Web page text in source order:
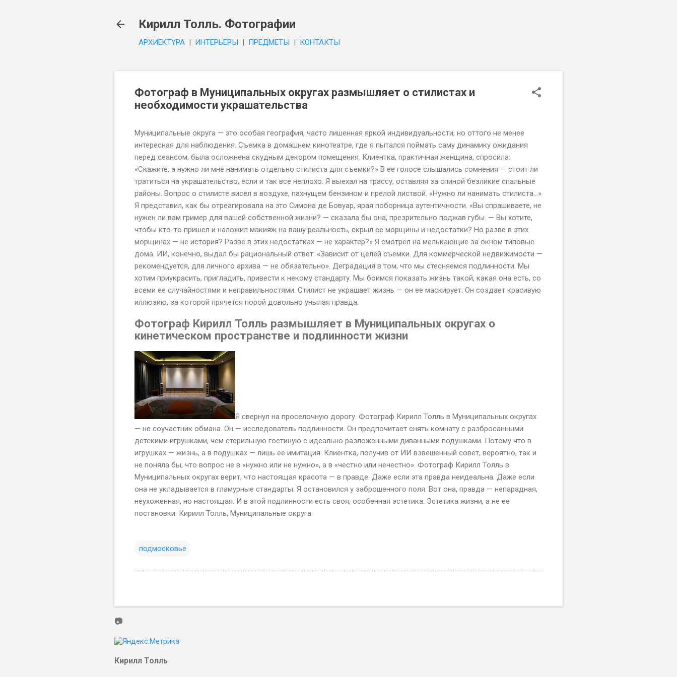
Кирилл Толль. Фотографии
APXИEKTYPA | ИHTEPЬEPЫ | ПPEДMETЫ | КОНТАКТЫ
Фотограф в Муниципальных округах размышляет о стилистах и
необходимости украшательства
Муниципальные округа — это особая география, часто лишенная яркой индивидуальности, но оттого не менее
интересная для наблюдения. Съемка в домашнем кинотеатре, где я пытался поймать саму динамику ожидания
перед сеансом, была осложнена скудным декором помещения. Клиентка, практичная женщина, спросила:
«Скажите, а нужно ли мне нанимать отдельно стилиста для съемки?» В ее голосе слышались сомнения — стоит ли
тратиться на украшательство, если и так все неплохо. Я выехал на трассу, оставляя за спиной безликие спальные
районы. Вопрос о стилисте висел в воздухе, пахнущем бензином и прелой листвой. «Нужно ли нанимать стилиста...»
Я представил, как бы отреагировала на это Симона де Бовуар, ярая поборница аутентичности. «Вы спрашиваете, не
нужен ли вам гример для вашей собственной жизни? — сказала бы она, презрительно поджав губы. — Вы хотите,
чтобы кто-то пришел и наложил макияж на вашу реальность, скрыл ее морщины и недостатки? Но разве в этих
морщинах — не история? Разве в этих недостатках — не характер?» Я смотрел на мелькающие за окном типовые
дома. ИИ, конечно, выдал бы рациональный ответ: «Зависит от целей съемки. Для коммерческой недвижимости —
рекомендуется, для личного архива — не обязательно». Деградация в том, что мы стесняемся подлинности. Мы
хотим приукрасить, пригладить, привести к некому стандарту. Мы боимся показать жизнь такой, какая она есть, со
всеми ее случайностями и неправильностями. Стилист не украшает жизнь — он ее маскирует. Он создает красивую
иллюзию, за которой прячется порой довольно унылая правда.
Фотограф Кирилл Толль размышляет в Муниципальных округах о
кинетическом пространстве и подлинности жизни
Я свернул на проселочную дорогу. Фотограф Кирилл Толль в Муниципальных округах
— не соучастник обмана. Он — исследователь подлинности. Он предпочитает снять комнату с разбросанными
детскими игрушками, чем стерильную гостиную с идеально разложенными диванными подушками. Потому что в
игрушках — жизнь, а в подушках — лишь ее имитация. Клиентка, получив от ИИ взвешенный совет, вероятно, так и
не поняла бы, что вопрос не в «нужно или не нужно», а в «честно или нечестно». Фотограф Кирилл Толль в
Муниципальных округах верит, что настоящая красота — в правде. Даже если эта правда неидеальна. Даже если
она не укладывается в гламурные стандарты. Я остановился у заброшенного поля. Вот она, правда — непарадная,
неухоженная, но настоящая. И в этой подлинности есть своя, особенная эстетика. Эстетика жизни, а не ее
постановки. Кирилл Толль, Муниципальные округа.
подмосковье
📷
Кирилл Толль